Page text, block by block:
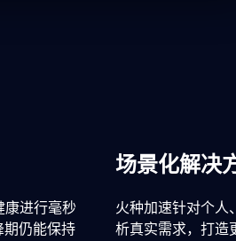
康进行毫秒
期仍能保持
场景化解决
火种加速针对个人
析真实需求，打造